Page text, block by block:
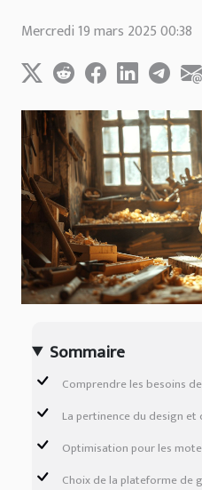
Mercredi 19 mars 2025 00:38
Sommaire
Comprendre les besoins
La pertinence du design
Optimisation pour les
Choix de la plateforme de